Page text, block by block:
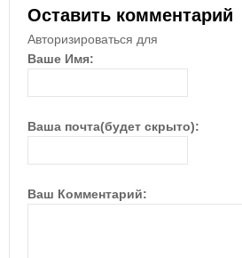
Оставить комментарий
Авторизироваться для
Ваше Имя:
Ваша почта(будет скрыто):
Ваш Комментарий: